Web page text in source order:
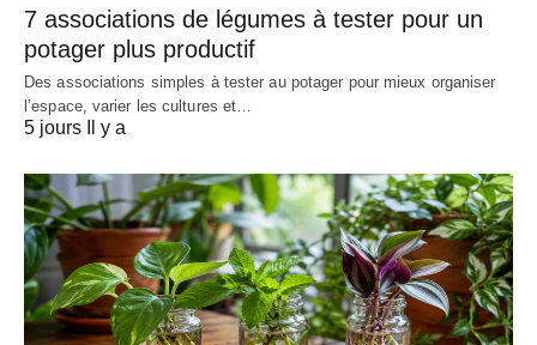
7 associations de légumes à tester pour un
potager plus productif
Des associations simples à tester au potager pour mieux organiser
l’espace, varier les cultures et…
5 jours Il y a